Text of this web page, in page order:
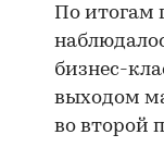
По итогам
бизнес-
выходом
во второй